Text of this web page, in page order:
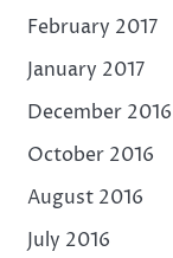
February 2017
January 2017
December 2016
October 2016
August 2016
July 2016